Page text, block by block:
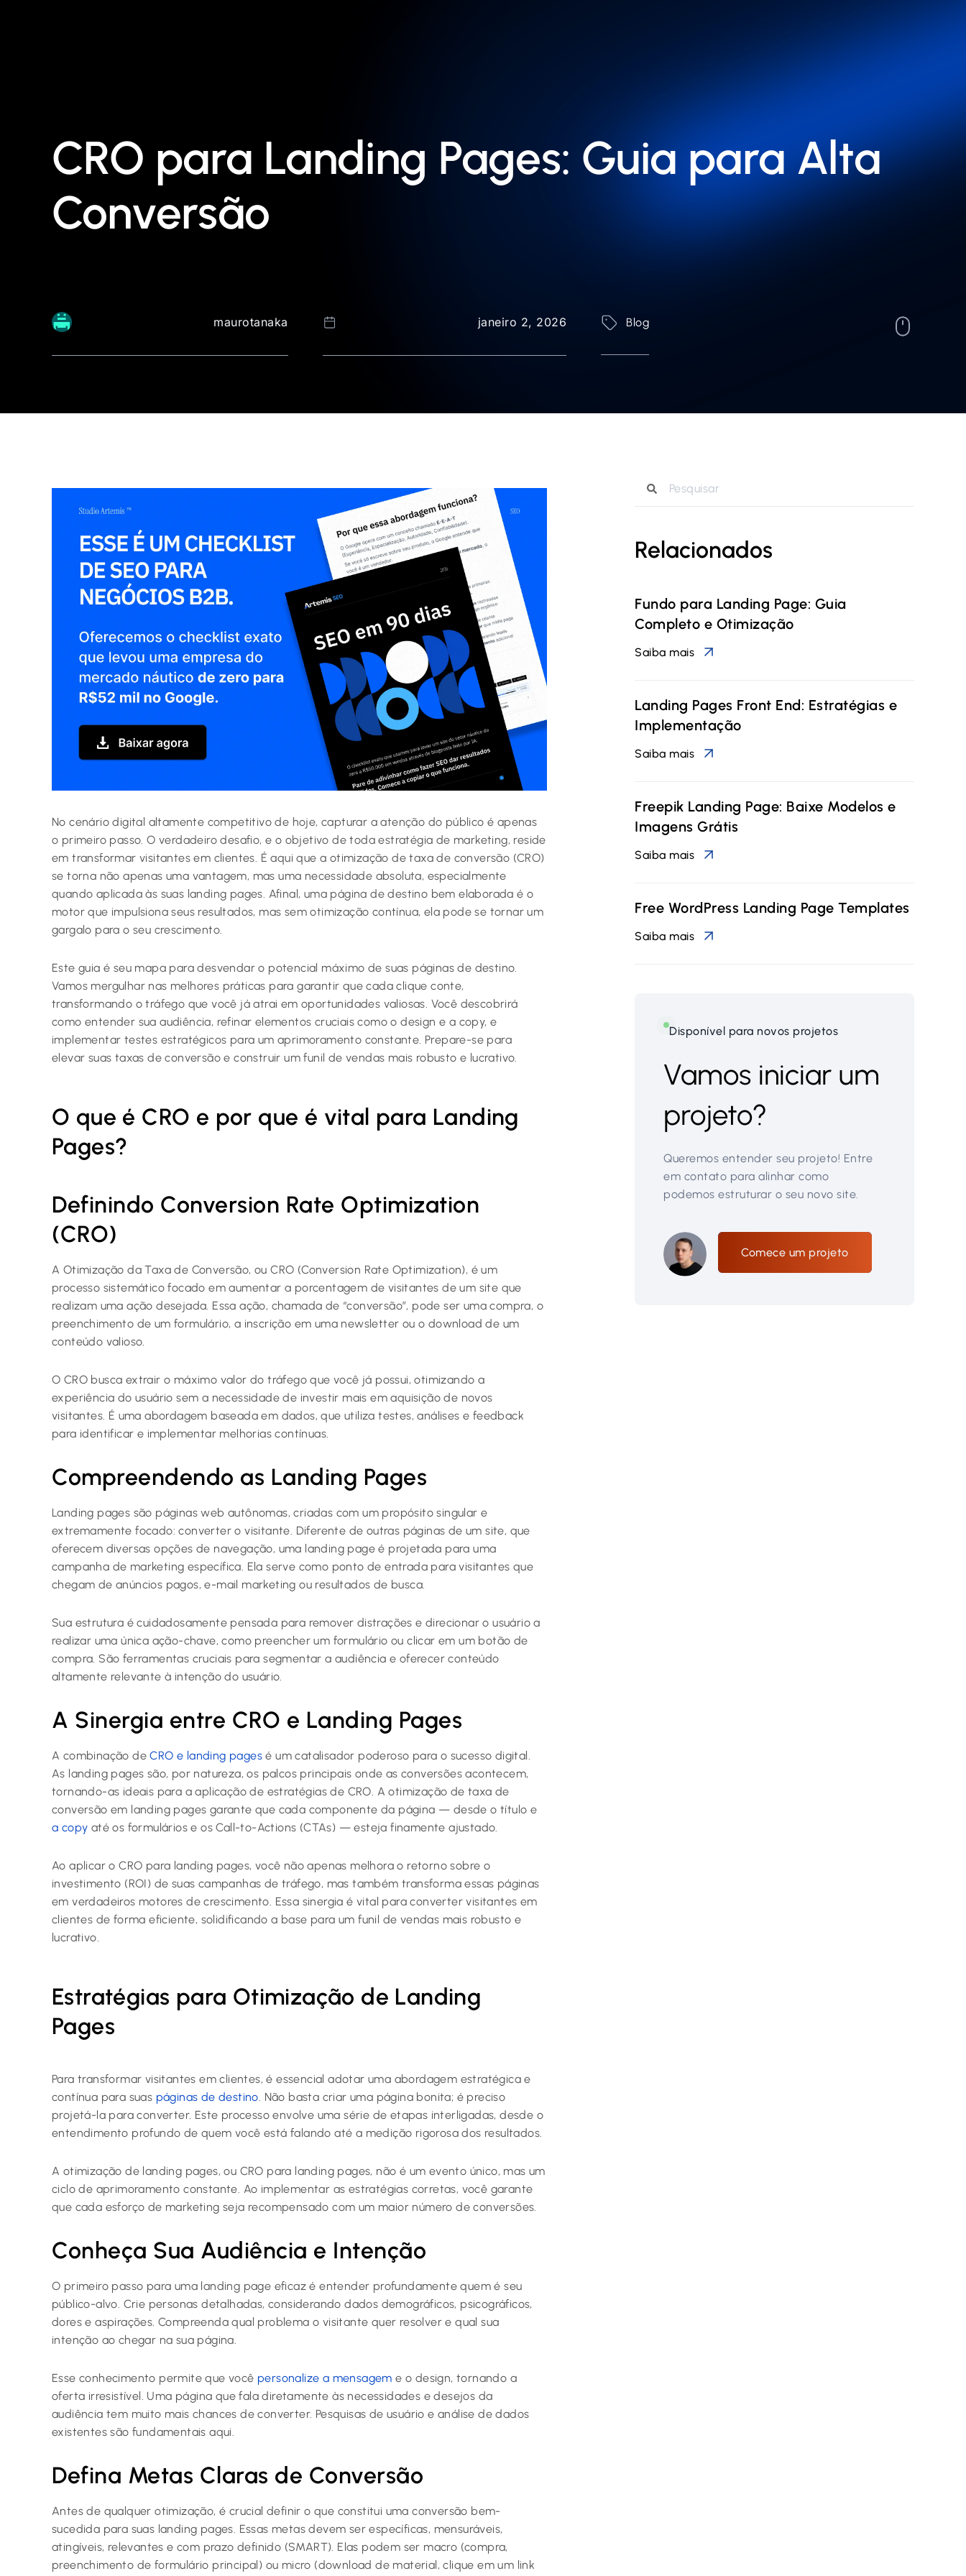
CRO para Landing Pages: Guia para Alta
Conversão
maurotanaka janeiro 2, 2026 Blog
No cenário digital altamente competitivo de hoje, capturar a atenção do público é apenas
o primeiro passo. O verdadeiro desafio, e o objetivo de toda estratégia de marketing, reside
em transformar visitantes em clientes. É aqui que a otimização de taxa de conversão (CRO)
se torna não apenas uma vantagem, mas uma necessidade absoluta, especialmente
quando aplicada às suas landing pages. Afinal, uma página de destino bem elaborada é o
motor que impulsiona seus resultados, mas sem otimização contínua, ela pode se tornar um
gargalo para o seu crescimento.
Este guia é seu mapa para desvendar o potencial máximo de suas páginas de destino.
Vamos mergulhar nas melhores práticas para garantir que cada clique conte,
transformando o tráfego que você já atrai em oportunidades valiosas. Você descobrirá
como entender sua audiência, refinar elementos cruciais como o design e a copy, e
implementar testes estratégicos para um aprimoramento constante. Prepare-se para
elevar suas taxas de conversão e construir um funil de vendas mais robusto e lucrativo.
O que é CRO e por que é vital para Landing
Pages?
Definindo Conversion Rate Optimization
(CRO)
A Otimização da Taxa de Conversão, ou CRO (Conversion Rate Optimization), é um
processo sistemático focado em aumentar a porcentagem de visitantes de um site que
realizam uma ação desejada. Essa ação, chamada de “conversão”, pode ser uma compra, o
preenchimento de um formulário, a inscrição em uma newsletter ou o download de um
conteúdo valioso.
O CRO busca extrair o máximo valor do tráfego que você já possui, otimizando a
experiência do usuário sem a necessidade de investir mais em aquisição de novos
visitantes. É uma abordagem baseada em dados, que utiliza testes, análises e feedback
para identificar e implementar melhorias contínuas.
Compreendendo as Landing Pages
Landing pages são páginas web autônomas, criadas com um propósito singular e
extremamente focado: converter o visitante. Diferente de outras páginas de um site, que
oferecem diversas opções de navegação, uma landing page é projetada para uma
campanha de marketing específica. Ela serve como ponto de entrada para visitantes que
chegam de anúncios pagos, e-mail marketing ou resultados de busca.
Sua estrutura é cuidadosamente pensada para remover distrações e direcionar o usuário a
realizar uma única ação-chave, como preencher um formulário ou clicar em um botão de
compra. São ferramentas cruciais para segmentar a audiência e oferecer conteúdo
altamente relevante à intenção do usuário.
A Sinergia entre CRO e Landing Pages
A combinação deCRO e landing pages é um catalisador poderoso para o sucesso digital.
As landing pages são, por natureza, os palcos principais onde as conversões acontecem,
tornando-as ideais para a aplicação de estratégias de CRO. A otimização de taxa de
conversão em landing pages garante que cada componente da página — desde o título e
a copy até os formulários e os Call-to-Actions (CTAs) — esteja finamente ajustado.
Ao aplicar o CRO para landing pages, você não apenas melhora o retorno sobre o
investimento (ROI) de suas campanhas de tráfego, mas também transforma essas páginas
em verdadeiros motores de crescimento. Essa sinergia é vital para converter visitantes em
clientes de forma eficiente, solidificando a base para um funil de vendas mais robusto e
lucrativo.
Estratégias para Otimização de Landing
Pages
Para transformar visitantes em clientes, é essencial adotar uma abordagem estratégica e
contínua para suas páginas de destino. Não basta criar uma página bonita; é preciso
projetá-la para converter. Este processo envolve uma série de etapas interligadas, desde o
entendimento profundo de quem você está falando até a medição rigorosa dos resultados.
A otimização de landing pages, ou CRO para landing pages, não é um evento único, mas um
ciclo de aprimoramento constante. Ao implementar as estratégias corretas, você garante
que cada esforço de marketing seja recompensado com um maior número de conversões.
Conheça Sua Audiência e Intenção
O primeiro passo para uma landing page eficaz é entender profundamente quem é seu
público-alvo. Crie personas detalhadas, considerando dados demográficos, psicográficos,
dores e aspirações. Compreenda qual problema o visitante quer resolver e qual sua
intenção ao chegar na sua página.
Esse conhecimento permite que você personalize a mensagem e o design, tornando a
oferta irresistível. Uma página que fala diretamente às necessidades e desejos da
audiência tem muito mais chances de converter. Pesquisas de usuário e análise de dados
existentes são fundamentais aqui.
Defina Metas Claras de Conversão
Antes de qualquer otimização, é crucial definir o que constitui uma conversão bem-
sucedida para suas landing pages. Essas metas devem ser específicas, mensuráveis,
atingíveis, relevantes e com prazo definido (SMART). Elas podem ser macro (compra,
preenchimento de formulário principal) ou micro (download de material, clique em um link
Relacionados
Fundo para Landing Page: Guia
Completo e Otimização
Saiba mais
Landing Pages Front End: Estratégias e
Implementação
Saiba mais
Freepik Landing Page: Baixe Modelos e
Imagens Grátis
Saiba mais
Free WordPress Landing Page Templates
Saiba mais
Disponível para novos projetos
Vamos iniciar um
projeto?
Queremos entender seu projeto! Entre
em contato para alinhar como
podemos estruturar o seu novo site.
Comece um projeto